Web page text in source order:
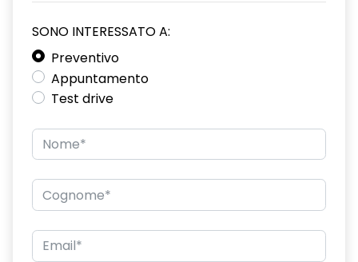
SONO INTERESSATO A:
Preventivo
Appuntamento
Test drive